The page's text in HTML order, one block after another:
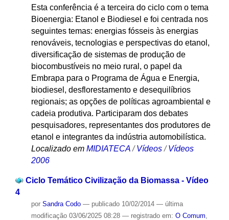
Esta conferência é a terceira do ciclo com o tema
Bioenergia: Etanol e Biodiesel e foi centrada nos
seguintes temas: energias fósseis às energias
renováveis, tecnologias e perspectivas do etanol,
diversificação de sistemas de produção de
biocombustíveis no meio rural, o papel da
Embrapa para o Programa de Água e Energia,
biodiesel, desflorestamento e desequilíbrios
regionais; as opções de políticas agroambiental e
cadeia produtiva. Participaram dos debates
pesquisadores, representantes dos produtores de
etanol e integrantes da indústria automobilística.
Localizado em MIDIATECA /Vídeos /Vídeos
2006
Ciclo Temático Civilização da Biomassa - Vídeo
4
por Sandra Codo — publicado10/02/2014 — última
modificação03/06/2025 08:28 — registrado em: O Comum